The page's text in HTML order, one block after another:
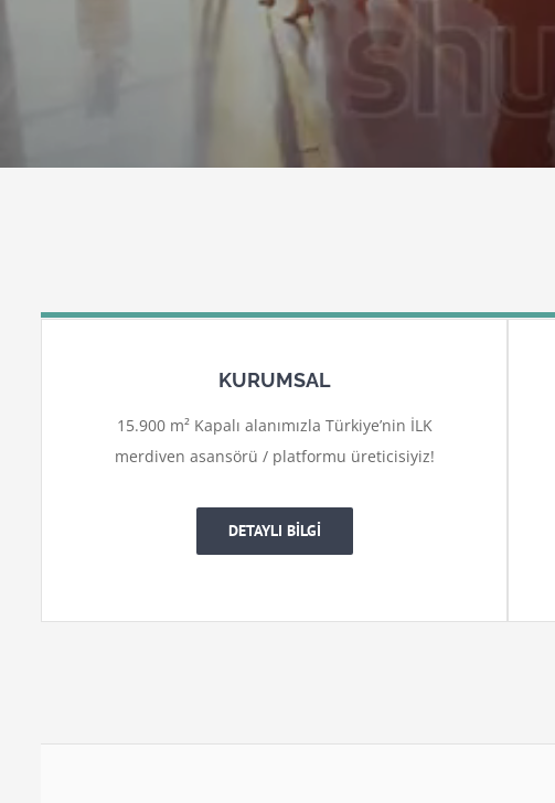
KURUMSAL
15.900 m² Kapalı alanımızla Türkiye’nin İLK
merdiven asansörü / platformu üreticisiyiz!
DETAYLI BİLGİ